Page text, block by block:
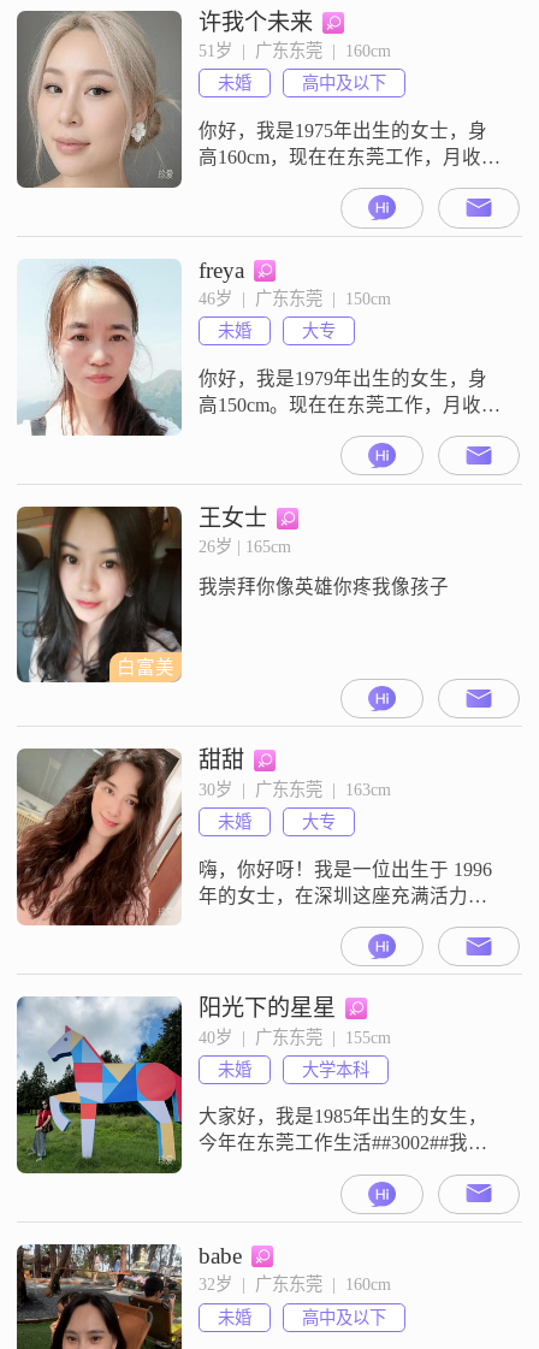
平时比较享受慢节奏的生活
##3002##我觉得两个人相处，互相
尊重是非常重要的##3002##我对自
己该做的事情有很强的责任感，说
要做的事情就会
许我个未来
51岁  |  广东东莞  |  160cm
未婚
高中及以下
你好，我是1975年出生的女士，身
高160cm，现在在东莞工作，月收入
在5001到8000元之间，学历是高中
及以下##3002##我是一个独立自信
的人，平时性格细腻敏感，做事情
比较注重细节##3002##在生活中，
我比较注重生活品质，平时也喜欢
时尚穿搭##3002##我习惯真诚沟
通，在相处中比较看重安全感，情
绪状态比较
freya
46岁  |  广东东莞  |  150cm
未婚
大专
你好，我是1979年出生的女生，身
高150cm。现在在东莞工作，月收入
在8001到12000元之间，学历是大
专。我是一个善解人意的人，平时
性格乐观积极，和大家相处起来比
较随和。我觉得自己是一个真诚可
靠的人，平时做事也追求事业上的
里独立自信。平时性格温柔体贴，
白富美
王女士
26岁 | 165cm
我崇拜你像英雄你疼我像孩子
甜甜
30岁  |  广东东莞  |  163cm
未婚
大专
嗨，你好呀！我是一位出生于 1996
年的女士，在深圳这座充满活力的
城市工作。我的身高大概 163cm
呢。每个月收入在 3001 - 5000 元这
个范围。我性格乐观积极，一直追
求稳定又安逸的生活。我觉得生活
品质很重要，哪怕平凡的日子里，
也能发现不少美好。家庭对我来说
永远是第一位的，我会为了家人付
出一切。我的情绪特别
阳光下的星星
40岁  |  广东东莞  |  155cm
未婚
大学本科
大家好，我是1985年出生的女生，
今年在东莞工作生活##3002##我的
身高是155cm，学历是大学本科，目
前的月收入在8001元到12000元之间
##3002##在我看来，性格比什么都
重要##3002##身边的朋友通常觉得
我是一个温柔体贴的人，平时待人
随和，比较容易相处##3002##我对
生活抱有热爱，也一直努力把日
babe
32岁  |  广东东莞  |  160cm
未婚
高中及以下